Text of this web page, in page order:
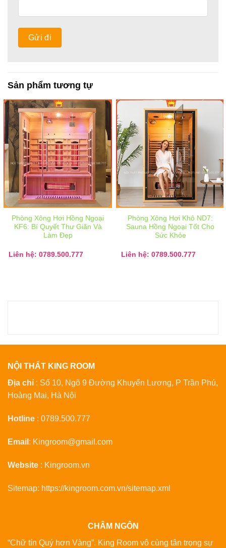
Sản phẩm tương tự
Phòng Xông Hơi Hồng Ngoại
KF6: Bí Quyết Thư Giãn Và
Làm Đẹp
Liên hệ: 0789.500.777
Phòng Xông Hơi Khô ND7:
Sauna Hồng Ngoại Tốt Cho
Sức Khỏe
Liên hệ: 0789.500.777
NỘI THẤT KING ROOM
Địa chỉ : Số 10, Ngõ 9 Đường Khuyến Lương, P Trần Phú,
Hoàng Mai, Hà Nội
Hotline : 0789.500.777
Email : Kingroom@gmail.com
Website : Kingroom.vn
Sitemap: https://kingroom.com.vn/sitemap.xml
CHÂM NGÔN
“Chữ tín Quý hơn Vàng”. King Room vô cùng tân trọng sự